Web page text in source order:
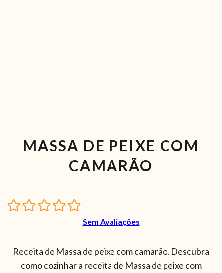
MASSA DE PEIXE COM
CAMARÃO
Sem Avaliações
Receita de Massa de peixe com camarão. Descubra
como cozinhar a receita de Massa de peixe com